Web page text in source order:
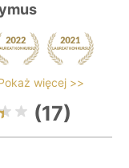
więcej >>
(17)